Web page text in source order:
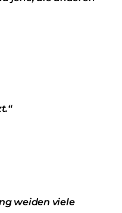
weiden viele